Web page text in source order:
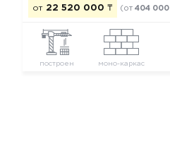
от 22 520 000 ₸ (от 404 000
построен моно-каркас